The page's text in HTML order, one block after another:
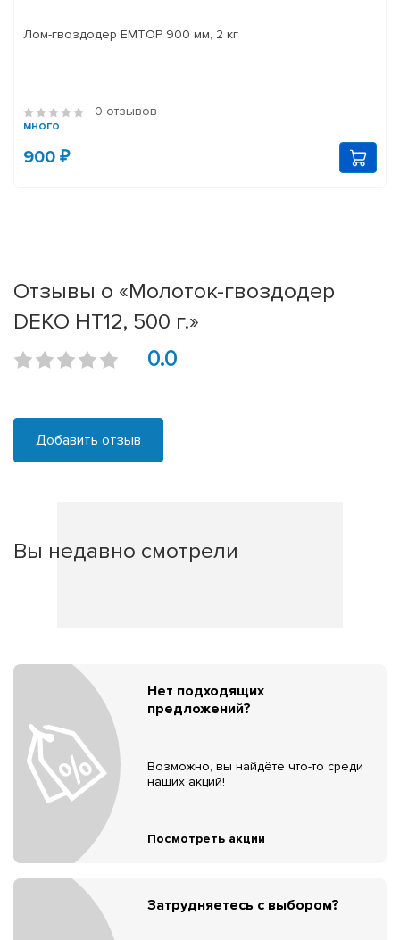
Лом-гвоздодер EMTOP 900 мм, 2 кг
0 отзывов
много
900 ₽
Отзывы о «Молоток-гвоздодер
DEKO HT12, 500 г.»
0.0
Добавить отзыв
Вы недавно смотрели
Нет подходящих
предложений?
Возможно, вы найдёте что-то среди
наших акций!
Посмотреть акции
Затрудняетесь с выбором?